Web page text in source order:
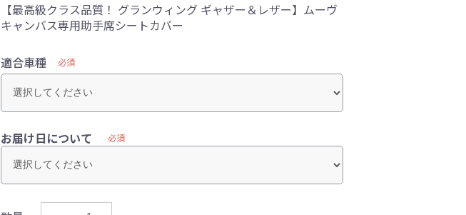
【最高級クラス品質！ グランウィング ギャザー＆レザー】ムーヴ
キャンバス専用助手席シートカバー
適合車種 必須
お届け日について 必須